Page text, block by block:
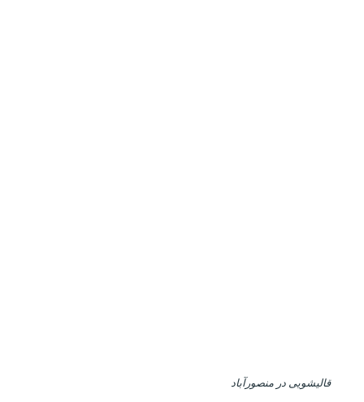
قالیشویی در منصورآباد